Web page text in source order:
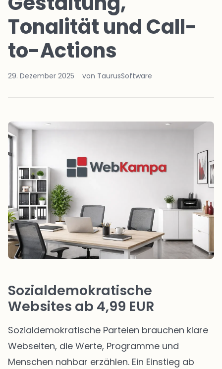
Tonalität und Call-
to-Actions
29. Dezember 2025 von TaurusSoftware
Sozialdemokratische
Websites ab 4,99 EUR
Sozialdemokratische Parteien brauchen klare
Webseiten, die Werte, Programme und
Menschen nahbar erzählen. Ein Einstieg ab